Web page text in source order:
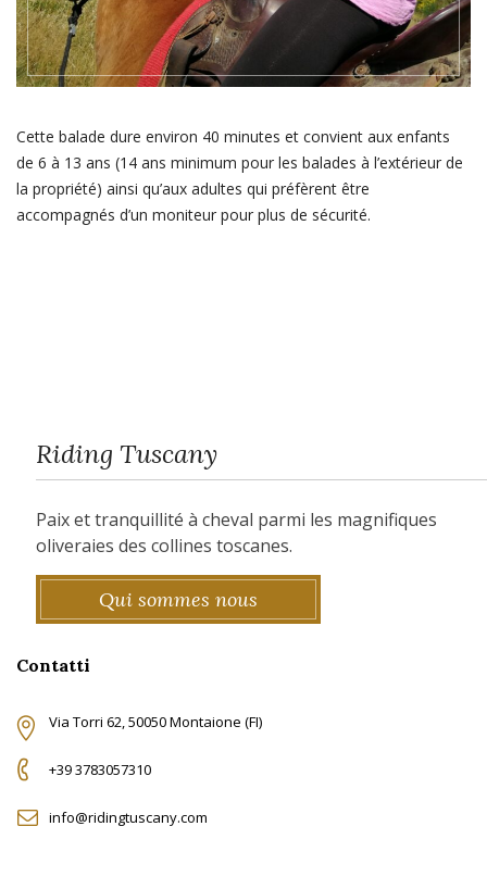
Cette balade dure environ 40 minutes et convient aux enfants
de 6 à 13 ans (14 ans minimum pour les balades à l’extérieur de
la propriété) ainsi qu’aux adultes qui préfèrent être
accompagnés d’un moniteur pour plus de sécurité.
Riding Tuscany
Paix et tranquillité à cheval parmi les magnifiques
oliveraies des collines toscanes.
Qui sommes nous
Contatti
Via Torri 62, 50050 Montaione (FI)
+39 3783057310
info@ridingtuscany.com